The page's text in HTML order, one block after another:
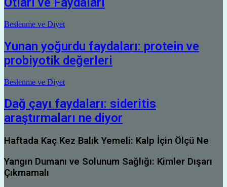
Beslenme ve Diyet
Yunan yoğurdu faydaları: protein ve
probiyotik değerleri
Beslenme ve Diyet
Dağ çayı faydaları: sideritis
araştırmaları ne diyor
Haftada Kaç Kez Balık Yemeli: Kalp İçin Ölçü Ne
Yangın Dumanı ve Solunum Sağlığı: Kimler Dışarı
Çıkmamalı